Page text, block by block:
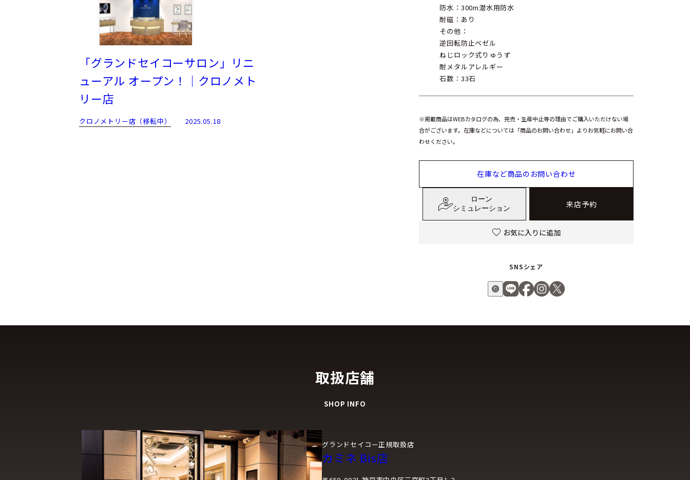
「グランドセイコーサロン」リニ
ューアル オープン！｜クロノメト
リー店
クロノメトリー店（移転中） 2025.05.18
防水：300m潜水用防水
耐磁：あり
その他：
逆回転防止ベゼル
ねじロック式りゅうず
耐メタルアレルギー
石数：33石
※掲載商品はWEBカタログの為、完売・生産中止等の理由でご購入いただけない場
合がございます。在庫などについては「商品のお問い合わせ」よりお気軽にお問い合
わせください。
在庫など商品のお問い合わせ
ローン
シミュレーション
来店予約
お気に入りに追加
SNSシェア
取扱店舗
SHOP INFO
グランドセイコー正規取扱店
カミネ Bis店